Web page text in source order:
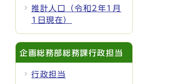
推計人口（令和2年1月
1日現在）
企画総務部総務課行政担当
行政担当